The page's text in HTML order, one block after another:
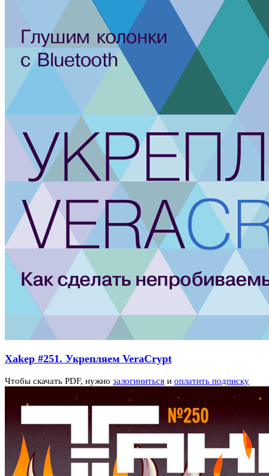
Xakep #251. Укрепляем VeraCrypt
Чтобы скачать PDF, нужно залогиниться и оплатить подписку